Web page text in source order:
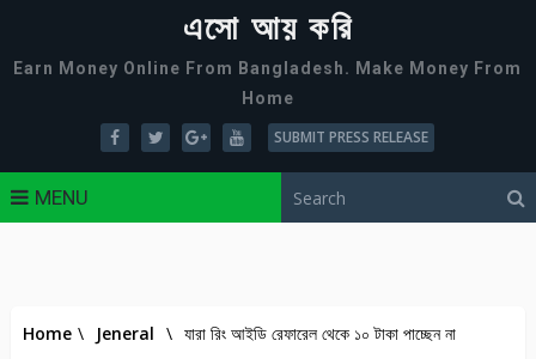
এসো আয় করি
Earn Money Online From Bangladesh. Make Money From
Home
SUBMIT PRESS RELEASE
MENU
Home \ Jeneral \ যারা রিং আইডি রেফারেল থেকে ১০ টাকা পাচ্ছেন না